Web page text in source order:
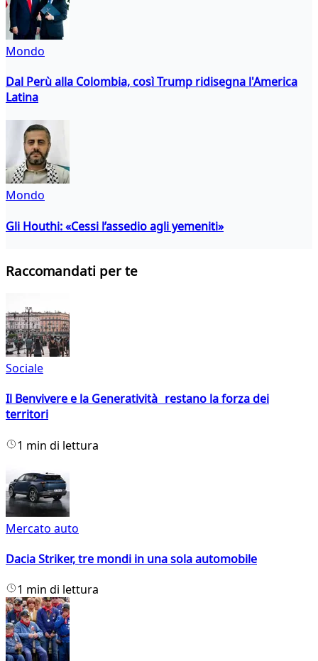
Mondo
Dal Perù alla Colombia, così Trump ridisegna l'America
Latina
Mondo
Gli Houthi: «Cessi l’assedio agli yemeniti»
Raccomandati per te
Sociale
Il Benvivere e la Generatività restano la forza dei
territori
1 min di lettura
Mercato auto
Dacia Striker, tre mondi in una sola automobile
1 min di lettura